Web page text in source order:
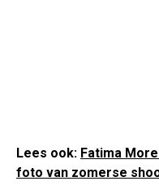
Lees ook: Fatima
foto van zomerse